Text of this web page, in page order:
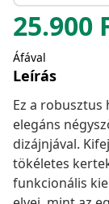
25.900
Áfával
Leírás
Ez a
elegáns
dizájnjával.
tökéletes
funkcionális